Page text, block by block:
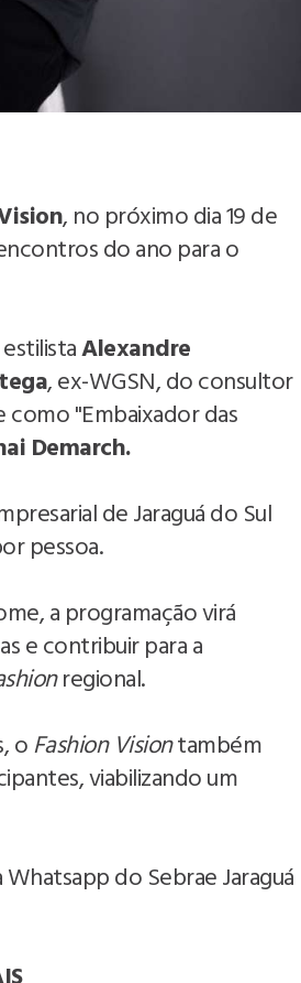
, no próximo dia 19 de
do ano para o
Alexandre
, ex-WGSN, do consultor
"Embaixador das
Demarch.
de Jaraguá do Sul
pessoa.
a programação virá
e contribuir para a
regional.
oFashion Visiontambém
viabilizando um
do Sebrae Jaraguá